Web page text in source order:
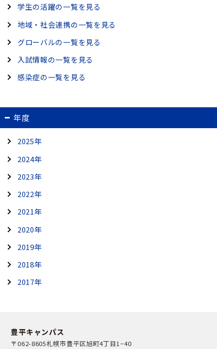
学生の活躍の一覧を見る
地域・社会連携の一覧を見る
グローバルの一覧を見る
入試情報の一覧を見る
感染症の一覧を見る
年度
2025年
2024年
2023年
2022年
2021年
2020年
2019年
2018年
2017年
豊平キャンパス
〒062-8605札幌市豊平区旭町4丁目1−40